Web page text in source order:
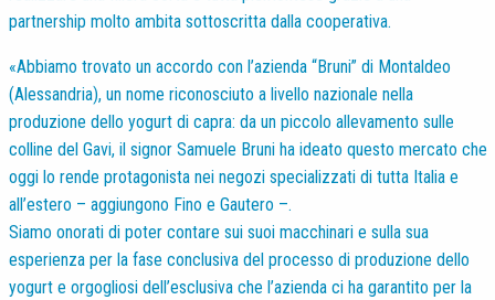
partnership molto ambita sottoscritta dalla cooperativa.
«Abbiamo trovato un accordo con l’azienda “Bruni” di Montaldeo
(Alessandria), un nome riconosciuto a livello nazionale nella
produzione dello yogurt di capra: da un piccolo allevamento sulle
colline del Gavi, il signor Samuele Bruni ha ideato questo mercato che
oggi lo rende protagonista nei negozi specializzati di tutta Italia e
all’estero – aggiungono Fino e Gautero –.
Siamo onorati di poter contare sui suoi macchinari e sulla sua
esperienza per la fase conclusiva del processo di produzione dello
yogurt e orgogliosi dell’esclusiva che l’azienda ci ha garantito per la